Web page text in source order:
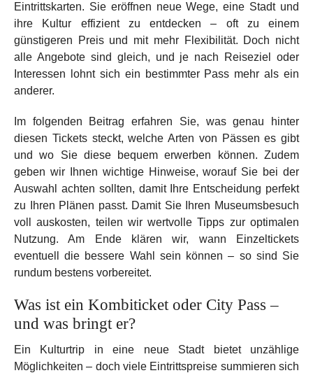
Eintrittskarten. Sie eröffnen neue Wege, eine Stadt und
ihre Kultur effizient zu entdecken – oft zu einem
günstigeren Preis und mit mehr Flexibilität. Doch nicht
alle Angebote sind gleich, und je nach Reiseziel oder
Interessen lohnt sich ein bestimmter Pass mehr als ein
anderer.
Im folgenden Beitrag erfahren Sie, was genau hinter
diesen Tickets steckt, welche Arten von Pässen es gibt
und wo Sie diese bequem erwerben können. Zudem
geben wir Ihnen wichtige Hinweise, worauf Sie bei der
Auswahl achten sollten, damit Ihre Entscheidung perfekt
zu Ihren Plänen passt. Damit Sie Ihren Museumsbesuch
voll auskosten, teilen wir wertvolle Tipps zur optimalen
Nutzung. Am Ende klären wir, wann Einzeltickets
eventuell die bessere Wahl sein können – so sind Sie
rundum bestens vorbereitet.
Was ist ein Kombiticket oder City Pass –
und was bringt er?
Ein Kulturtrip in eine neue Stadt bietet unzählige
Möglichkeiten – doch viele Eintrittspreise summieren sich